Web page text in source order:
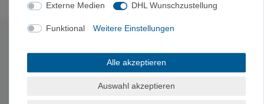
GrößenHüftumfang Beinumfang GewichtFarbe
68 - 78cm52 - 62cm335g
Externe Medien DHL Wunschzustellung
Funktional Weitere Einstellungen
Alle akzeptieren
Auswahl akzeptieren